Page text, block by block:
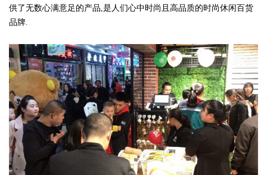
供了无数心满意足的产品,是人们心中时尚且高品质的时尚休闲百货
品牌.